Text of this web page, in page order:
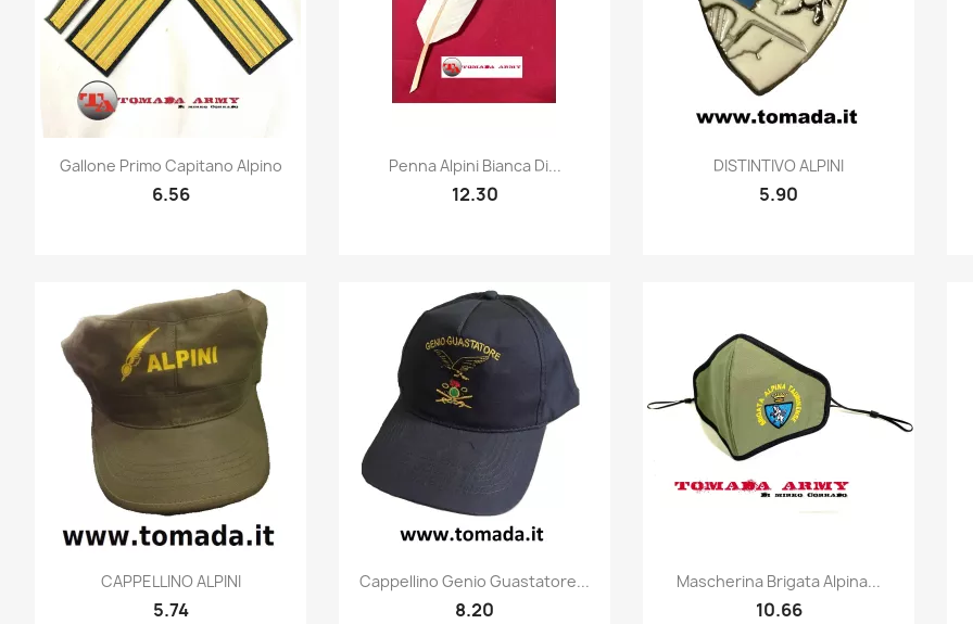
Quick view
Gallone Primo Capitano Alpino
6.56
Quick view
Penna Alpini Bianca Di...
12.30
Quick view
DISTINTIVO ALPINI
5.90
Quick view
CAPPELLINO ALPINI
5.74
Quick view
Cappellino Genio Guastatore...
8.20
Quick view
Mascherina Brigata Alpina...
10.66